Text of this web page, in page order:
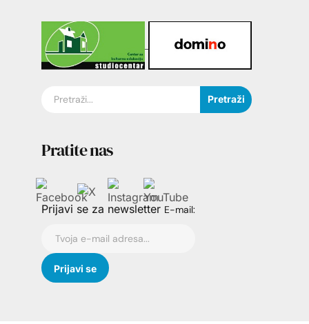
Pretraži
Pratite nas
Prijavi se za newsletter E-mail: